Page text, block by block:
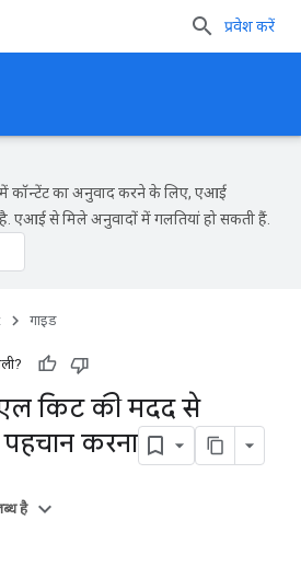
प्रवेश करें
कॉन्टेंट का अनुवाद करने के लिए, एआई
एआई से मिले अनुवादों में गलतियां हो सकती हैं.
गाइड
किट की मदद से
करना
है